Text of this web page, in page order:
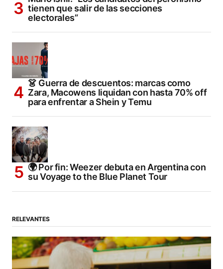
tienen que salir de las secciones
electorales”
👗 Guerra de descuentos: marcas como
Zara, Macowens liquidan con hasta 70% off
para enfrentar a Shein y Temu
🌍 Por fin: Weezer debuta en Argentina con
su Voyage to the Blue Planet Tour
RELEVANTES